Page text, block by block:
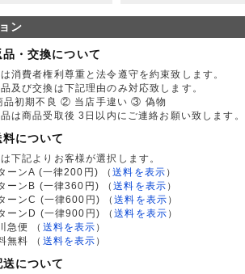
ン
品・交換について
消費者権利尊重と法令遵守を約束致します。
品及び交換は下記理由のみ対応致します。
初期不良 ② 当店手違い ③ 偽物
品は商品受取後 3日以内にご連絡お願い致します。
料について
下記よりお客様が選択します。
ーンA (一律200円)
（送料を表示 ）
ーンB (一律360円)
（送料を表示 ）
ーンC (一律600円)
（送料を表示 ）
ーンD (一律900円)
（送料を表示 ）
急便
（ 送料を表示 ）
無料
（ 送料を表示 ）
送について